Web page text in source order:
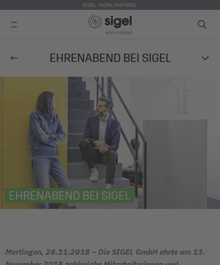
zum
SIGEL. WORK INSPIRED.
EHRENABEND BEI SIGEL
EHRENABEND BEI SIGEL
Mertingen, 28.11.2018 – Die SIGEL GmbH ehrte am 13.